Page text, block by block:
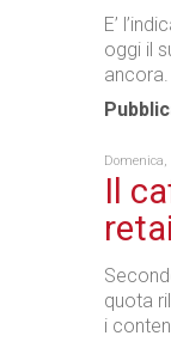
E’
oggi il
Domenica,
Il
quota
i